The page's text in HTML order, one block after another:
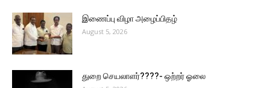
இணைப்பு விழா அழைப்பிதழ்
August 5, 2026
துறை செயலாளர்????- ஒற்றர் ஓலை